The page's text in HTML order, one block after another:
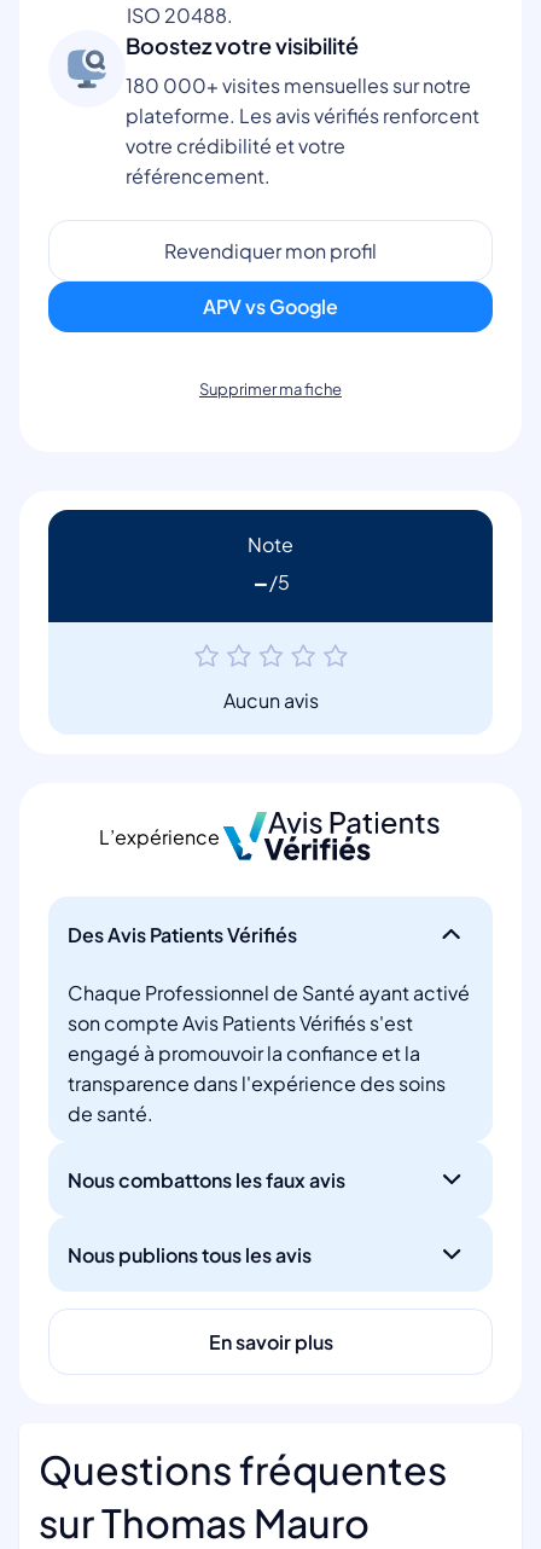
ISO 20488.
Boostez votre visibilité
180 000+ visites mensuelles sur notre
plateforme. Les avis vérifiés renforcent
votre crédibilité et votre
référencement.
Revendiquer mon profil
APV vs Google
Supprimer ma fiche
Note
-
Aucun avis
L’expérience
Des Avis Patients Vérifiés
Chaque Professionnel de Santé ayant activé
son compte Avis Patients Vérifiés s'est
engagé à promouvoir la confiance et la
transparence dans l'expérience des soins
de santé.
Nous combattons les faux avis
Nous publions tous les avis
En savoir plus
Questions fréquentes
sur Thomas Mauro